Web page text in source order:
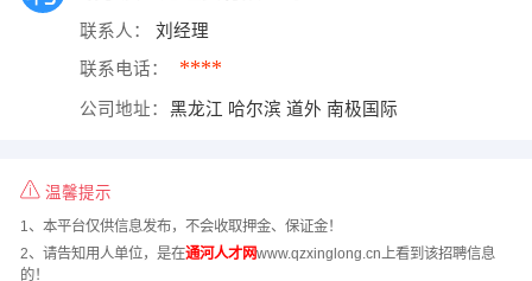
联系人： 刘经理
联系电话： ****
公司地址： 黑龙江 哈尔滨 道外 南极国际
温馨提示
1、本平台仅供信息发布，不会收取押金、保证金！
2、请告知用人单位，是在通河人才网www.qzxinglong.cn上看到该招聘信息
的！